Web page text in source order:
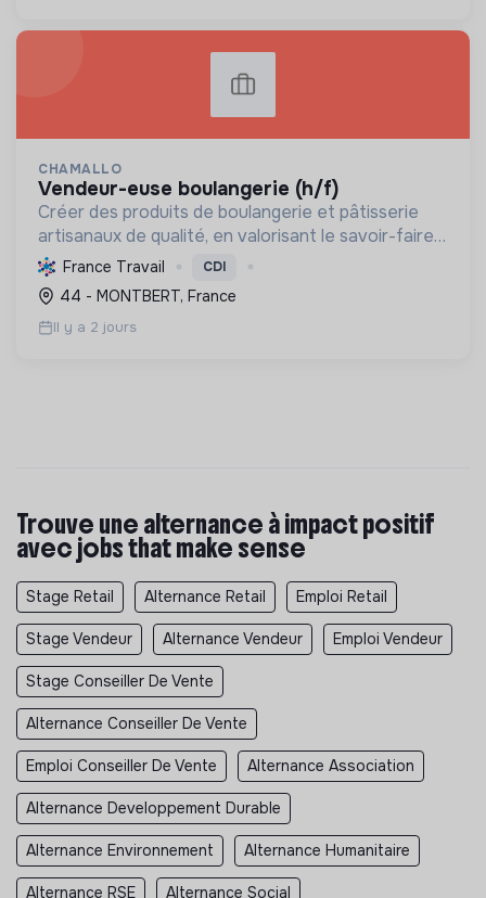
CHAMALLO
vendeur-euse boulangerie (h/f)
Créer des produits de boulangerie et pâtisserie
artisanaux de qualité, en valorisant le savoir-faire
local, les circuits courts et la durabilité, pour le
bien-être de la communauté et de l'environneme...
France Travail CDI
44 - MONTBERT, France
Il y a 2 jours
Trouve une alternance à impact positif
avec jobs that make sense
Stage Retail Alternance Retail Emploi Retail
Stage Vendeur Alternance Vendeur Emploi Vendeur
Stage Conseiller De Vente
Alternance Conseiller De Vente
Emploi Conseiller De Vente Alternance Association
Alternance Developpement Durable
Alternance Environnement Alternance Humanitaire
Alternance RSE Alternance Social